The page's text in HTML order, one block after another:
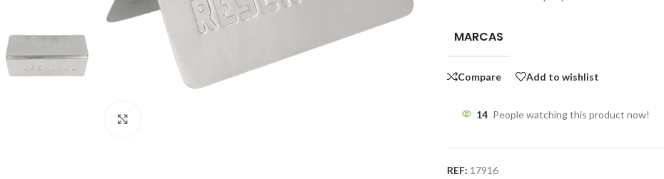
MARCAS
Compare Add to wishlist
14 People watching this product now!
REF: 17916